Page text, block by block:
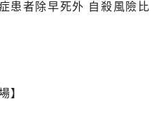
患者除早死外 自殺風險比
】